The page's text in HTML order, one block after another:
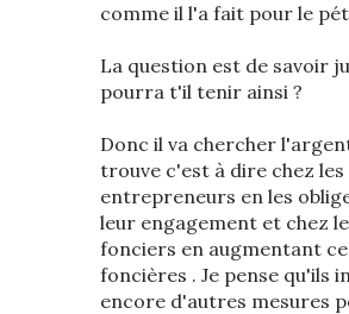
comme il l'a fait pour le
La question est de savoir
pourra t'il tenir ainsi ?
Donc il va chercher
trouve c'est à dire chez les
entrepreneurs en les
leur engagement et chez
fonciers en augmentant
foncières . Je pense qu'ils
encore d'autres mesures